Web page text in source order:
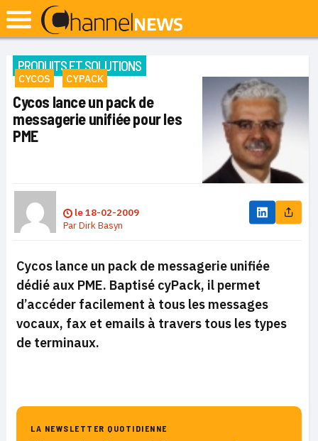
PRODUITS ET SOLUTIONS
CYCOS CYPACK
Cycos lance un pack de
messagerie unifiée pour les
PME
le18-02-2009
ParDirk Basyn
Cycos lance un pack de messagerie unifiée
dédié aux PME. Baptisé cyPack, il permet
d’accéder facilement à tous les messages
vocaux, fax et emails à travers tous les types
de terminaux.
LA NEWSLETTER QUOTIDIENNE